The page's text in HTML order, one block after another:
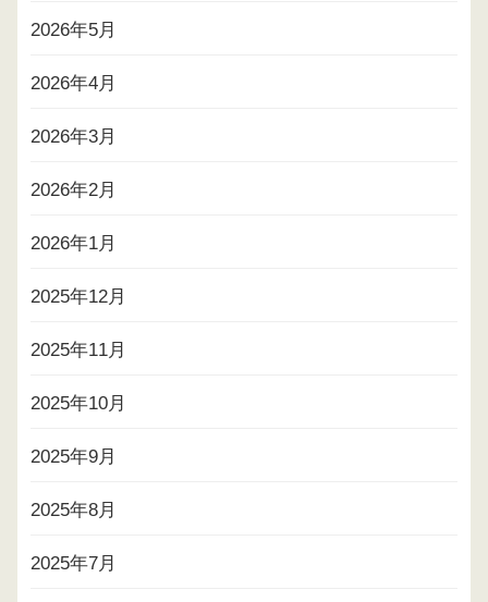
2026年5月
2026年4月
2026年3月
2026年2月
2026年1月
2025年12月
2025年11月
2025年10月
2025年9月
2025年8月
2025年7月